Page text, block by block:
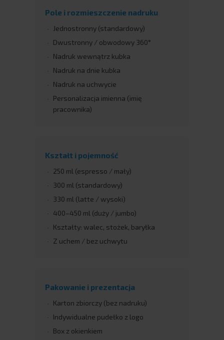
Pole i rozmieszczenie nadruku
Jednostronny (standardowy)
Dwustronny / obwodowy 360°
Nadruk wewnątrz kubka
Nadruk na dnie kubka
Nadruk na uchwycie
Personalizacja imienna (imię
pracownika)
Kształt i pojemność
250 ml (espresso / mały)
300 ml (standardowy)
330 ml (latte / wysoki)
400–450 ml (duży / jumbo)
Kształty: walec, stożek, baryłka
Z uchem / bez uchwytu
Pakowanie i prezentacja
Karton zbiorczy (bez nadruku)
Indywidualne pudełko z logo
Box z okienkiem